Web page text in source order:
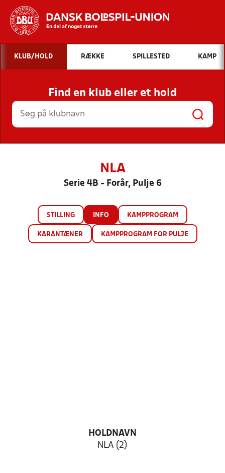
Hvad vil du søge efter?
INDHOLD OG NYHEDER
STILLINGER, RESULTATER, KLUBBER OG
HOLD
KLUB/HOLD RÆKKE SPILLESTED KAMP
Find en klub eller et hold
NLA
Serie 4B - Forår, Pulje 6
STILLING INFO KAMPPROGRAM
KARANTÆNER KAMPPROGRAM FOR PULJE
HOLDNAVN
NLA (2)